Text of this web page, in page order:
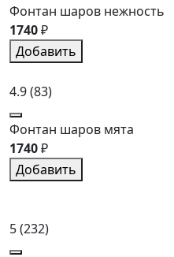
Фонтан шаров нежность
1740₽
Добавить
4.9(83)
Фонтан шаров мята
1740₽
Добавить
5(232)